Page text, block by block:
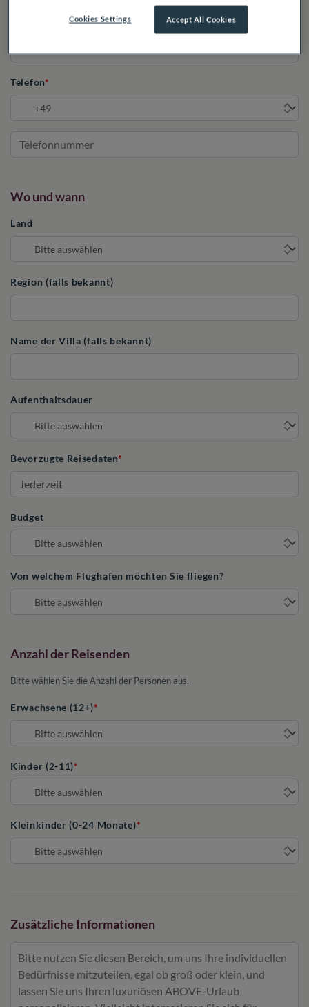
E-Mail-Adresse
Telefon
Wo und wann
Land
Region (falls bekannt)
Name der Villa (falls bekannt)
Aufenthaltsdauer
Bevorzugte Reisedaten
Budget
Von welchem Flughafen möchten Sie fliegen?
Anzahl der Reisenden
Bitte wählen Sie die Anzahl der Personen aus.
Erwachsene (12+)
Kinder (2-11)
Kleinkinder (0-24 Monate)
Zusätzliche Informationen
Accept All Cookies
Cookies Settings